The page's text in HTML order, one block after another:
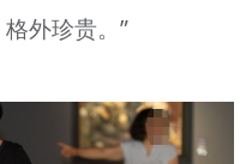
外珍贵。”